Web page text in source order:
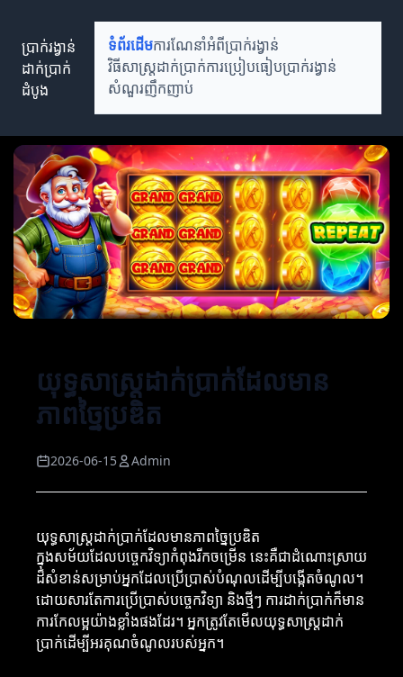
ប្រាក់រង្វាន់
ដាក់ប្រាក់
ដំបូង
ទំព័រដើមការណែនាំអំពីប្រាក់រង្វាន់
វិធីសាស្ត្រដាក់ប្រាក់ការប្រៀបធៀបប្រាក់រង្វាន់
សំណួរញឹកញាប់
យុទ្ធសាស្ត្រដាក់ប្រាក់ដែលមាន
ភាពច្នៃប្រឌិត
2026-06-15 Admin
យុទ្ធសាស្ត្រដាក់ប្រាក់ដែលមានភាពច្នៃប្រឌិត
ក្នុងសម័យដែលបច្ចេកវិទ្យាកំពុងរីកចម្រើន នេះគឺជាដំណោះស្រាយ
ដ៏សំខាន់សម្រាប់អ្នកដែលប្រើប្រាស់បំណុលដើម្បីបង្កើតចំណូល។
ដោយសារតែការប្រើប្រាស់បច្ចេកវិទ្យា និងថ្មីៗ ការដាក់ប្រាក់ក៏មាន
ការកែលម្អយ៉ាងខ្លាំងផងដែរ។ អ្នកត្រូវតែមើលយុទ្ធសាស្ត្រដាក់
ប្រាក់ដើម្បីអរគុណចំណូលរបស់អ្នក។